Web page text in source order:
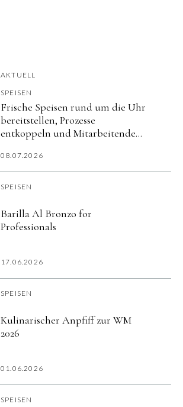
AKTUELL
SPEISEN
Frische Speisen rund um die Uhr
bereitstellen, Prozesse
entkoppeln und Mitarbeitende
08.07.2026
SPEISEN
Barilla Al Bronzo for
Professionals
17.06.2026
SPEISEN
Kulinarischer Anpfiff zur WM
2026
01.06.2026
SPEISEN